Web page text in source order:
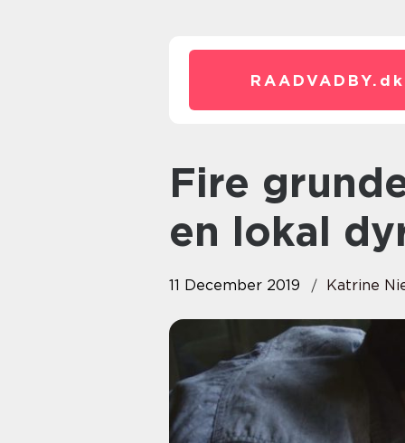
RAADVADBY. dk
Fire grunde til, at du skal vælge
en lokal
11 December 2019 Katrine